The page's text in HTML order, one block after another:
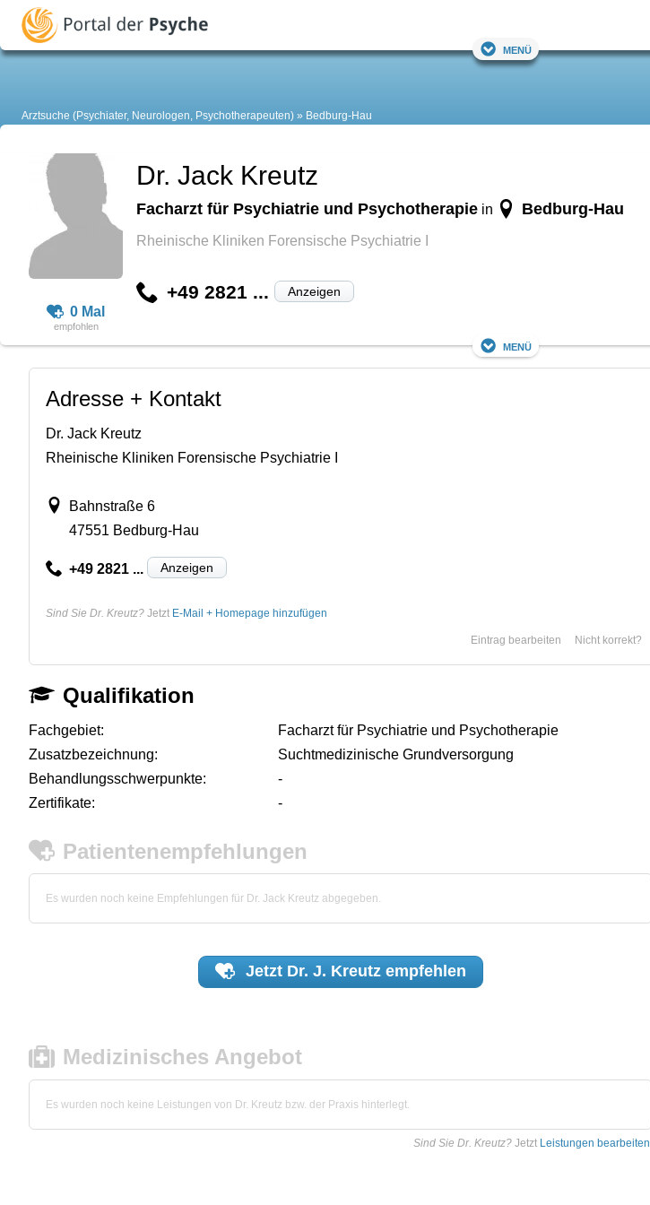
Menü
Arztsuche (Psychiater, Neurologen, Psychotherapeuten) Bedburg-Hau
0 Mal
Dr. Jack Kreutz
Facharzt für Psychiatrie und Psychotherapie in Bedburg-Hau
Rheinische Kliniken Forensische Psychiatrie I
+49 2821 ... Anzeigen
Menü
Adresse + Kontakt
Dr. Jack Kreutz
Rheinische Kliniken Forensische Psychiatrie I
Bahnstraße 6
47551 Bedburg-Hau
+49 2821 ... Anzeigen
Sind Sie Dr. Kreutz? Jetzt E-Mail + Homepage hinzufügen
Nicht korrekt?
Eintrag bearbeiten
Qualifikation
Fachgebiet:
Facharzt für Psychiatrie und Psychotherapie
Zusatzbezeichnung:
Suchtmedizinische Grundversorgung
Behandlungsschwerpunkte:
-
Zertifikate:
-
Patientenempfehlungen
Es wurden noch keine Empfehlungen für Dr. Jack Kreutz abgegeben.
Jetzt Dr. J. Kreutzempfehlen
Medizinisches Angebot
Es wurden noch keine Leistungen von Dr. Kreutz bzw. der Praxis hinterlegt.
Sind Sie Dr. Kreutz? Jetzt Leistungen bearbeiten